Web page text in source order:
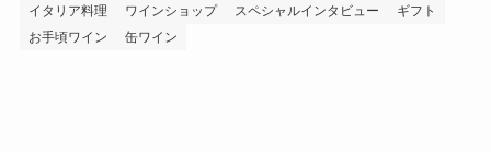
イタリア料理
ワインショップ スペシャルインタビュー
ギフト
お手頃ワイン
缶ワイン